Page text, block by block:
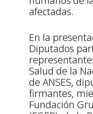
afectadas.
En la
Diputados
Salud de la
de ANSES,
firmantes,
Fundación